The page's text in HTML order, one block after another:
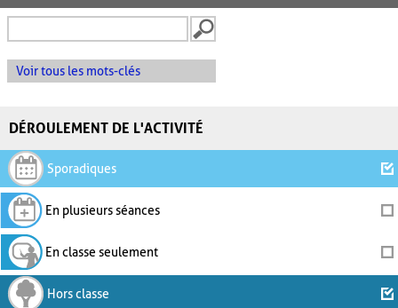
Voir tous les mots-clés
DÉROULEMENT DE L'ACTIVITÉ
Sporadiques
En plusieurs séances
En classe seulement
Hors classe